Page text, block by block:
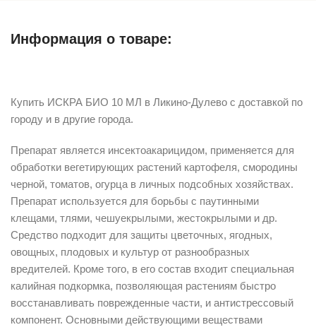
Информация о товаре:
Купить ИСКРА БИО 10 МЛ в Ликино-Дулево с доставкой по
городу и в другие города.
Препарат является инсектоакарицидом, применяется для
обработки вегетирующих растений картофеля, смородины
черной, томатов, огурца в личных подсобных хозяйствах.
Препарат используется для борьбы с паутинными
клещами, тлями, чешуекрылыми, жестокрылыми и др.
Средство подходит для защиты цветочных, ягодных,
овощных, плодовых и культур от разнообразных
вредителей. Кроме того, в его состав входит специальная
калийная подкормка, позволяющая растениям быстро
восстанавливать поврежденные части, и антистрессовый
компонент. Основными действующими веществами